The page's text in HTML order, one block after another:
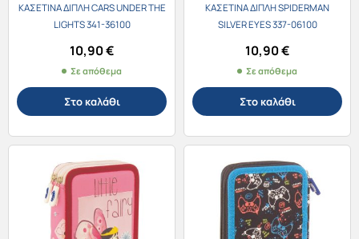
ΚΑΣΕΤΙΝΑ ΔΙΠΛΗ CARS UNDER THE
LIGHTS 341-36100
10,90€
Σε απόθεμα
Στο καλάθι
ΚΑΣΕΤΙΝΑ ΔΙΠΛΗ SPIDERMAN
SILVER EYES 337-06100
10,90€
Σε απόθεμα
Στο καλάθι